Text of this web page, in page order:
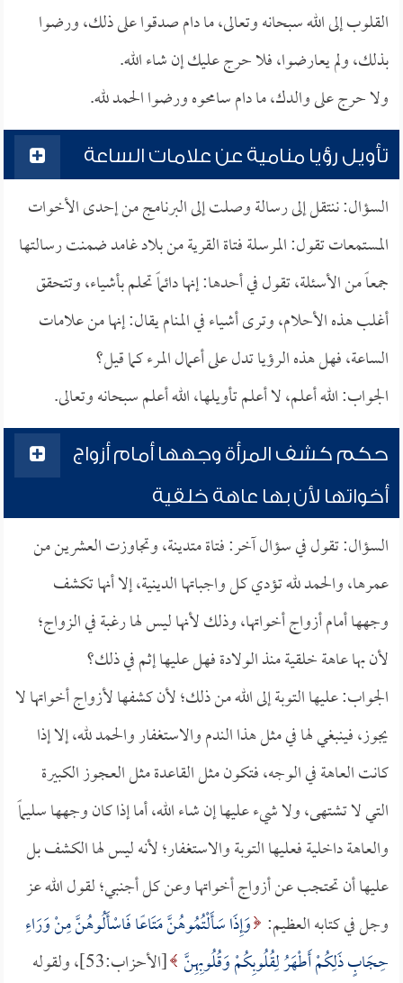
القلوب إلى الله سبحانه وتعالى، ما دام صدقوا على ذلك، ورضوا
بذلك، ولم يعارضوا، فلا حرج عليك إن شاء الله.
ولا حرج على والدك، ما دام سامحوه ورضوا الحمد لله.
تأويل رؤيا منامية عن علامات الساعة
السؤال: ننتقل إلى رسالة وصلت إلى البرنامج من إحدى الأخوات
المستمعات تقول: المرسلة فتاة القرية من بلاد غامد ضمنت رسالتها
جمعاً من الأسئلة، تقول في أحدها: إنها دائماً تحلم بأشياء، وتتحقق
أغلب هذه الأحلام، وترى أشياء في المنام يقال: إنها من علامات
الساعة، فهل هذه الرؤيا تدل على أعمال المرء كما قيل؟
الجواب: الله أعلم، لا أعلم تأويلها، الله أعلم سبحانه وتعالى.
حكم كشف المرأة وجهها أمام أزواج
أخواتها لأن بها عاهة خلقية
السؤال: تقول في سؤال آخر: فتاة متدينة، وتجاوزت العشرين من
عمرها، والحمد لله تؤدي كل واجباتها الدينية، إلا أنها تكشف
وجهها أمام أزواج أخواتها، وذلك لأنها ليس لها رغبة في الزواج؛
لأن بها عاهة خلقية منذ الولادة فهل عليها إثم في ذلك؟
الجواب: عليها التوبة إلى الله من ذلك؛ لأن كشفها لأزواج أخواتها لا
يجوز، فينبغي لها في مثل هذا الندم والاستغفار والحمد لله، إلا إذا
كانت العاهة في الوجه، فتكون مثل القاعدة مثل العجوز الكبيرة
التي لا تشتهى، ولا شيء عليها إن شاء الله، أما إذا كان وجهها سليماً
والعاهة داخلية فعليها التوبة والاستغفار؛ لأنه ليس لها الكشف بل
عليها أن تحتجب عن أزواج أخواتها وعن كل أجنبي؛ لقول الله عز
وجل في كتابه العظيم: وَإِذَا سَأَلْتُمُوهُنَّ مَتَاعًا فَاسْأَلُوهُنَّ مِنْ وَرَاءِ
حِجَابٍ ذَلِكُمْ أَطْهَرُ لِقُلُوبِكُمْ وَقُلُوبِهِنَّ
[الأحزاب:53]، ولقوله